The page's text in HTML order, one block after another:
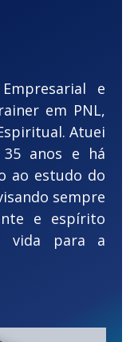
e
em PNL,
Atuei
anos e há
ao estudo do
sempre
e espírito
vida para a